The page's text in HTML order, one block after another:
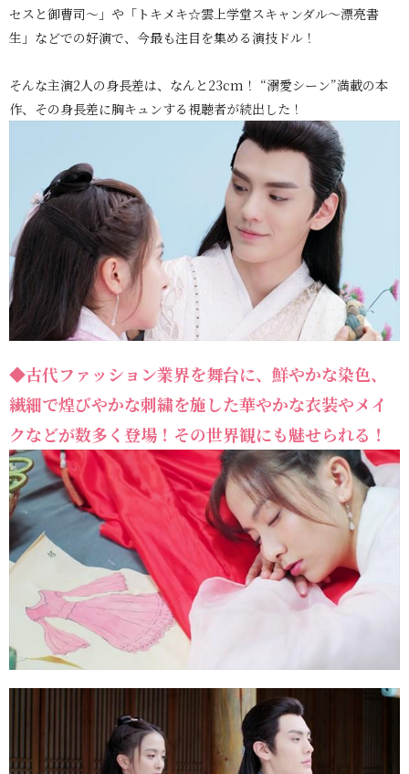
セスと御曹司～」や「トキメキ☆雲上学堂スキャンダル～漂亮書
生」などでの好演で、今最も注目を集める演技ドル！
そんな主演2人の身長差は、なんと23cm！ “溺愛シーン”満載の本
作、その身長差に胸キュンする視聴者が続出した！
◆古代ファッション業界を舞台に、鮮やかな染色、
繊細で煌びやかな刺繍を施した華やかな衣装やメイ
クなどが数多く登場！その世界観にも魅せられる！